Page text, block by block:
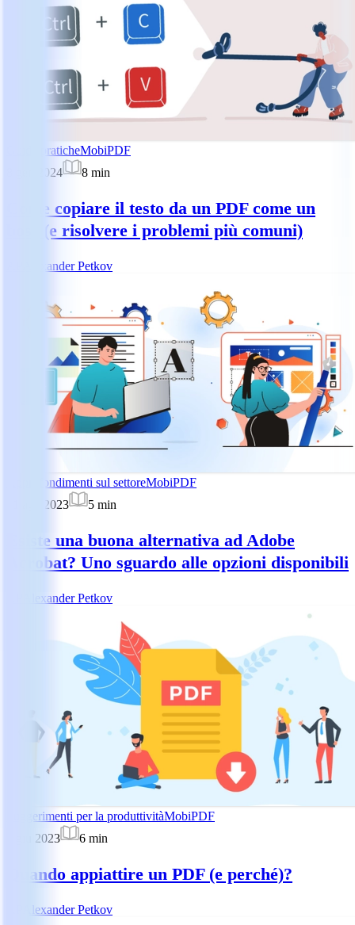
Guide praticheMobiPDF
8 gen 2024
8 min
Come copiare il testo da un PDF come un
boss (e risolvere i problemi più comuni)
Alexander Petkov
Approfondimenti sul settoreMobiPDF
21 ago 2023
5 min
Esiste una buona alternativa ad Adobe
Acrobat? Uno sguardo alle opzioni disponibili
Alexander Petkov
Suggerimenti per la produttivitàMobiPDF
5 giu 2023
6 min
Quando appiattire un PDF (e perché)?
Alexander Petkov